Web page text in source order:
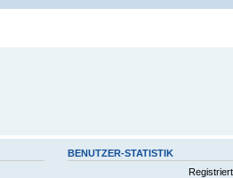
BENUTZER-STATISTIK